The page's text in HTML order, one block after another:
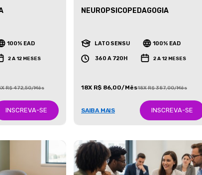
100% EAD
2 A 12 MESES
R$ 472,50/Mês
INSCREVA-SE
NEUROPSICOPEDAGOGIA
LATO SENSU 100% EAD
360 A 720H 2 A 12 MESES
18X R$ 86,00/Mês18X R$ 387,00/Mês
SAIBA MAIS INSCREVA-SE